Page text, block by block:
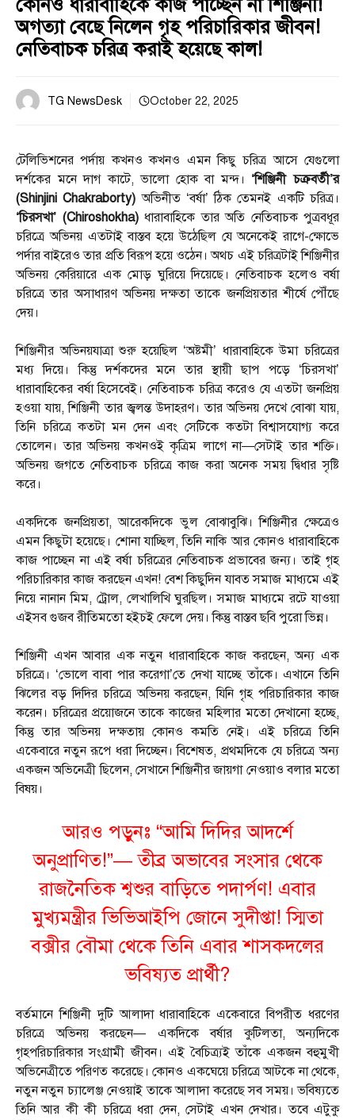
কোনও ধারাবাহিকে কাজ পাচ্ছেন না শিঞ্জিনী!
অগত্যা বেছে নিলেন গৃহ পরিচারিকার জীবন!
নেতিবাচক চরিত্র করাই হয়েছে কাল!
TG NewsDesk October 22, 2025
টেলিভিশনের পর্দায় কখনও কখনও এমন কিছু চরিত্র আসে যেগুলো
দর্শকের মনে দাগ কাটে, ভালো হোক বা মন্দ। ‘শিঞ্জিনী চক্রবর্তী’র
(Shinjini Chakraborty) অভিনীত ‘বর্ষা’ ঠিক তেমনই একটি চরিত্র।
‘চিরসখা’ (Chiroshokha)ধারাবাহিকে তার অতি নেতিবাচক পুত্রবধূর
চরিত্রে অভিনয় এতটাই বাস্তব হয়ে উঠেছিল যে অনেকেই রাগে-ক্ষোভে
পর্দার বাইরেও তার প্রতি বিরূপ হয়ে ওঠেন। অথচ এই চরিত্রটাই শিঞ্জিনীর
অভিনয় কেরিয়ারে এক মোড় ঘুরিয়ে দিয়েছে। নেতিবাচক হলেও বর্ষা
চরিত্রে তার অসাধারণ অভিনয় দক্ষতা তাকে জনপ্রিয়তার শীর্ষে পৌঁছে
দেয়।
শিঞ্জিনীর অভিনয়যাত্রা শুরু হয়েছিল ‘অষ্টমী’ ধারাবাহিকে উমা চরিত্রের
মধ্য দিয়ে। কিন্তু দর্শকদের মনে তার স্থায়ী ছাপ পড়ে ‘চিরসখা’
ধারাবাহিকের বর্ষা হিসেবেই। নেতিবাচক চরিত্র করেও যে এতটা জনপ্রিয়
হওয়া যায়, শিঞ্জিনী তার জ্বলন্ত উদাহরণ। তার অভিনয় দেখে বোঝা যায়,
তিনি চরিত্রে কতটা মন দেন এবং সেটিকে কতটা বিশ্বাসযোগ্য করে
তোলেন। তার অভিনয় কখনওই কৃত্রিম লাগে না—সেটাই তার শক্তি।
অভিনয় জগতে নেতিবাচক চরিত্রে কাজ করা অনেক সময় দ্বিধার সৃষ্টি
করে।
একদিকে জনপ্রিয়তা, আরেকদিকে ভুল বোঝাবুঝি। শিঞ্জিনীর ক্ষেত্রেও
এমন কিছুটা হয়েছে। শোনা যাচ্ছিল, তিনি নাকি আর কোনও ধারাবাহিকে
কাজ পাচ্ছেন না এই বর্ষা চরিত্রের নেতিবাচক প্রভাবের জন্য। তাই গৃহ
পরিচারিকার কাজ করছেন এখন! বেশ কিছুদিন যাবত সমাজ মাধ্যমে এই
নিয়ে নানান মিম, ট্রোল, লেখালিখি ঘুরছিল। সমাজ মাধ্যমে রটে যাওয়া
এইসব গুজব রীতিমতো হইচই ফেলে দেয়। কিন্তু বাস্তব ছবি পুরো ভিন্ন।
শিঞ্জিনী এখন আবার এক নতুন ধারাবাহিকে কাজ করছেন, অন্য এক
চরিত্রে। ‘ভোলে বাবা পার করেগা’তে দেখা যাচ্ছে তাঁকে। এখানে তিনি
ঝিলের বড় দিদির চরিত্রে অভিনয় করছেন, যিনি গৃহ পরিচারিকার কাজ
করেন। চরিত্রের প্রয়োজনে তাকে কাজের মহিলার মতো দেখানো হচ্ছে,
কিন্তু তার অভিনয় দক্ষতায় কোনও কমতি নেই। এই চরিত্রে তিনি
একেবারে নতুন রূপে ধরা দিচ্ছেন। বিশেষত, প্রথমদিকে যে চরিত্রে অন্য
একজন অভিনেত্রী ছিলেন, সেখানে শিঞ্জিনীর জায়গা নেওয়াও বলার মতো
বিষয়।
আরও পড়ুনঃ “আমি দিদির আদর্শে
অনুপ্রাণিত!”— তীব্র অভাবের সংসার থেকে
রাজনৈতিক শ্বশুর বাড়িতে পদার্পণ! এবার
মুখ্যমন্ত্রীর ভিভিআইপি জোনে সুদীপ্তা! স্মিতা
বক্সীর বৌমা থেকে তিনি এবার শাসকদলের
ভবিষ্যত প্রার্থী?
বর্তমানে শিঞ্জিনী দুটি আলাদা ধারাবাহিকে একেবারে বিপরীত ধরণের
চরিত্রে অভিনয় করছেন— একদিকে বর্ষার কুটিলতা, অন্যদিকে
গৃহপরিচারিকার সংগ্রামী জীবন। এই বৈচিত্র্যই তাঁকে একজন বহুমুখী
অভিনেত্রীতে পরিণত করেছে। কোনও একঘেয়ে চরিত্রে আটকে না থেকে,
নতুন নতুন চ্যালেঞ্জ নেওয়াই তাকে আলাদা করেছে সব সময়। ভবিষ্যতে
তিনি আর কী কী চরিত্রে ধরা দেন, সেটাই এখন দেখার। তবে এটুকু